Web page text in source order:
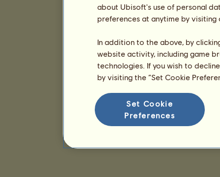
about Ubisoft's use of personal
preferences at anytime by
In addition to the above, by
website activity, including game
technologies. If you wish to
by visiting the “Set Cookie
Set Cookie
Preferences